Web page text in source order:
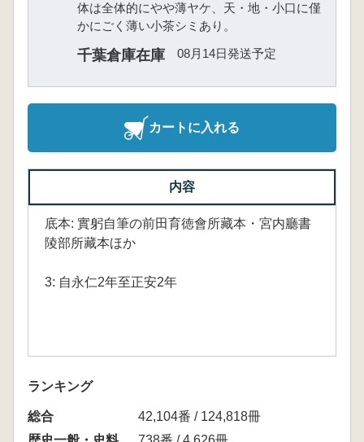
体は全体的にやや薄ヤケ、天・地・小口に僅
かにごく薄い小茶シミあり。
千葉倉庫在庫 08月14日発送予定
カートに入れる
内容
底本: 實躬自筆の前田育徳會所藏本・宮内廳書
陵部所藏本ほか
3: 自永仁2年至正安2年
ランキング
総合
42,104番 / 124,818冊